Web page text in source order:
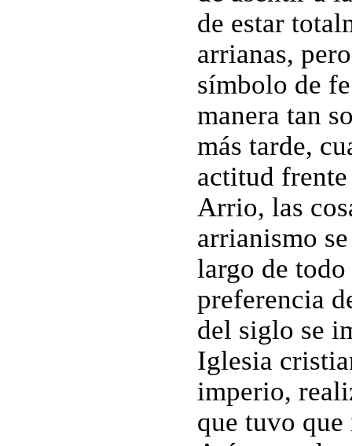
de estar
arrianas,
símbolo de
manera tan
más tarde,
actitud
Arrio, las
arrianismo
largo de
preferencia
del siglo se
Iglesia
imperio,
que tuvo